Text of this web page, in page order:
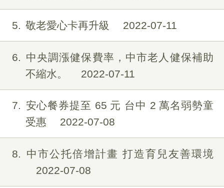
5 敬老愛心卡再升級 2022-07-11
6
中央調漲健保費率，中市老人健保補助
不縮水。
2022-07-11
7
安心餐券提至 65 元 台中 2 萬名弱勢童
受惠
2022-07-08
8
中市公托倍增計畫 打造育兒友善環境
2022-07-08